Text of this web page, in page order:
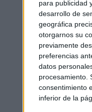
para publicidad
desarrollo de
geográfica
otorgarnos su
previamente
preferencias
datos
procesamiento.
consentimiento
inferior de la